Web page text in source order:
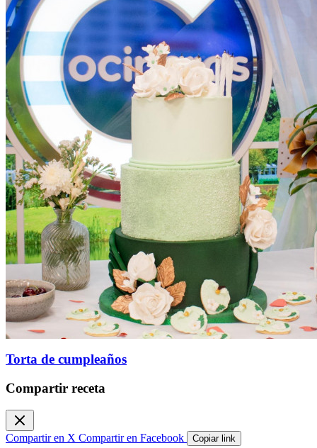
Torta de cumpleaños
Compartir receta
Compartir en X Compartir en Facebook Copiar link